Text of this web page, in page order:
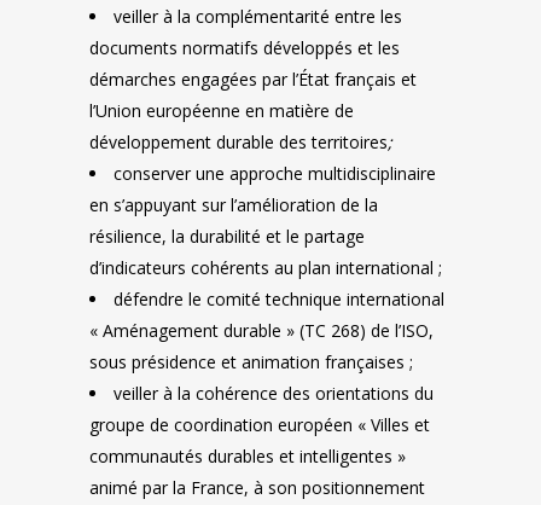
veiller à la complémentarité entre les
documents normatifs développés et les
démarches engagées par l’État français et
l’Union européenne en matière de
développement durable des territoires;
conserver une approche multidisciplinaire
en s’appuyant sur l’amélioration de la
résilience, la durabilité et le partage
d’indicateurs cohérents au plan international ;
défendre le comité technique international
« Aménagement durable » (TC 268) de l’ISO,
sous présidence et animation françaises ;
veiller à la cohérence des orientations du
groupe de coordination européen « Villes et
communautés durables et intelligentes »
animé par la France, à son positionnement